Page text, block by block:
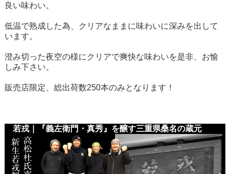
良い味わい。
低温で熟成した為、クリアなままに味わいに深みを出して
います。
澄み切った夜空の様にクリアで爽快な味わいを是非、お愉
しみ下さい。
販売店限定、総出荷数250本のみとなります！
若戎｜『義左衛門・真秀』を醸す三重県桑名の蔵元